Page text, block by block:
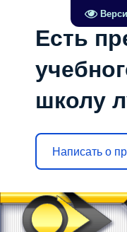
Есть
школу
Написать о